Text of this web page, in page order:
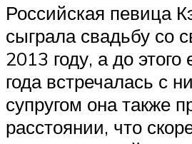
Российская певица
сыграла свадьбу со
2013 году, а до
года встречалась с
супругом она также
расстоянии, что